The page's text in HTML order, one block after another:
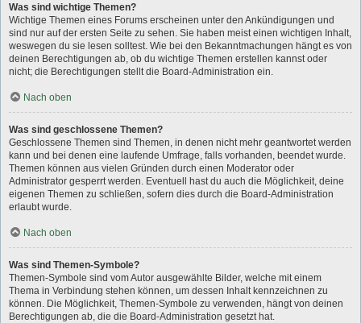
Was sind wichtige Themen?
Wichtige Themen eines Forums erscheinen unter den Ankündigungen und
sind nur auf der ersten Seite zu sehen. Sie haben meist einen wichtigen Inhalt,
weswegen du sie lesen solltest. Wie bei den Bekanntmachungen hängt es von
deinen Berechtigungen ab, ob du wichtige Themen erstellen kannst oder
nicht; die Berechtigungen stellt die Board-Administration ein.
Nach oben
Was sind geschlossene Themen?
Geschlossene Themen sind Themen, in denen nicht mehr geantwortet werden
kann und bei denen eine laufende Umfrage, falls vorhanden, beendet wurde.
Themen können aus vielen Gründen durch einen Moderator oder
Administrator gesperrt werden. Eventuell hast du auch die Möglichkeit, deine
eigenen Themen zu schließen, sofern dies durch die Board-Administration
erlaubt wurde.
Nach oben
Was sind Themen-Symbole?
Themen-Symbole sind vom Autor ausgewählte Bilder, welche mit einem
Thema in Verbindung stehen können, um dessen Inhalt kennzeichnen zu
können. Die Möglichkeit, Themen-Symbole zu verwenden, hängt von deinen
Berechtigungen ab, die die Board-Administration gesetzt hat.